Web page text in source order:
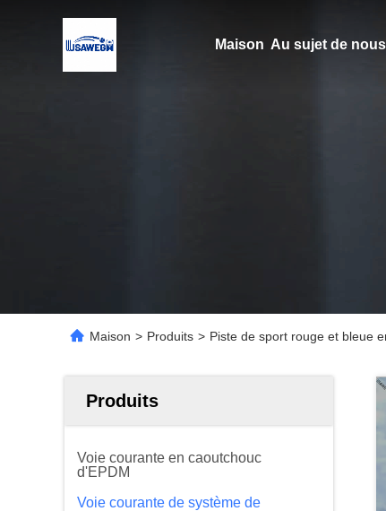
Maison Au sujet de nous
Maison > Produits > Piste de sport rouge et bleue
Produits
Voie courante en caoutchouc
d'EPDM
Voie courante de système de